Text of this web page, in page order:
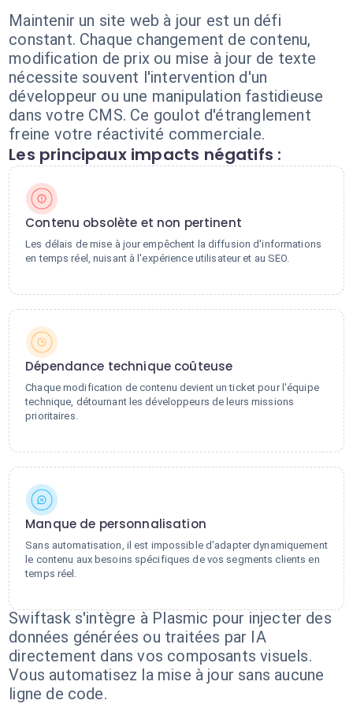
Maintenir un site web à jour est un défi
constant. Chaque changement de contenu,
modification de prix ou mise à jour de texte
nécessite souvent l'intervention d'un
développeur ou une manipulation fastidieuse
dans votre CMS. Ce goulot d'étranglement
freine votre réactivité commerciale.
Les principaux impacts négatifs :
Contenu obsolète et non pertinent
Les délais de mise à jour empêchent la diffusion d'informations
en temps réel, nuisant à l'expérience utilisateur et au SEO.
Dépendance technique coûteuse
Chaque modification de contenu devient un ticket pour l'équipe
technique, détournant les développeurs de leurs missions
prioritaires.
Manque de personnalisation
Sans automatisation, il est impossible d'adapter dynamiquement
le contenu aux besoins spécifiques de vos segments clients en
temps réel.
Swiftask s'intègre à Plasmic pour injecter des
données générées ou traitées par IA
directement dans vos composants visuels.
Vous automatisez la mise à jour sans aucune
ligne de code.